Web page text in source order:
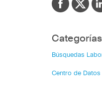
Categorías
Búsquedas
Centro de Datos